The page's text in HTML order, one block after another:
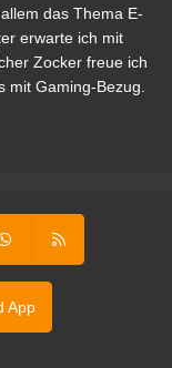
das Thema E-
erwarte ich mit
Zocker freue ich
mit Gaming-Bezug.
App